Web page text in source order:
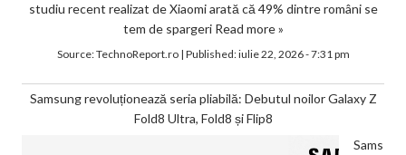
studiu recent realizat de Xiaomi arată că 49% dintre români se
tem de spargeri Read more »
Source:TechnoReport.ro| Published:iulie 22, 2026 - 7:31 pm
Samsung revoluționează seria pliabilă: Debutul noilor Galaxy Z
Fold8 Ultra, Fold8 și Flip8
Sams